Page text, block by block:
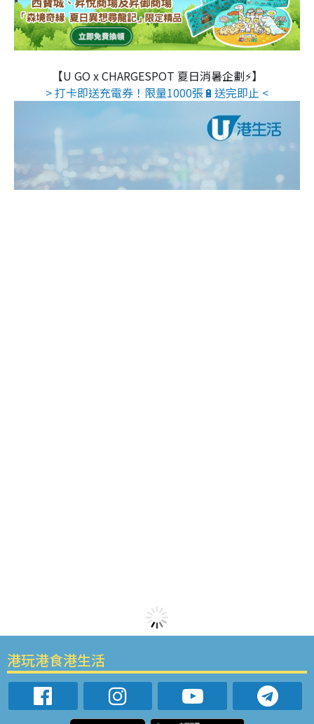
【U GO x CHARGESPOT 夏日消暑企劃⚡】
> 打卡即送充電券！限量1000張🔋送完即止 <
港玩港食港生活